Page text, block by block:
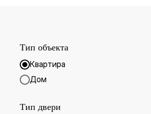
Тип объекта
Квартира
Дом
Тип двери